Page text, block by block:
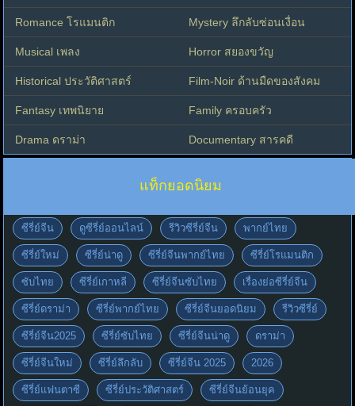
Romance โรแมนติก Mystery ลึกลับซ่อนเงื่อน
Musical เพลง Horror สยองขวัญ
Historical ประวัติศาสตร์ Film-Noir ด้านมืดของสังคม
Fantasy เทพนิยาย Family ครอบครัว
Drama ดราม่า Documentary สารคดี
แท็กยอดนิยม
ซีรี่ย์จีน ดูซีรี่ย์ออนไลน์ รีวิวซีรี่ย์จีน พากย์ไทย
ซีรี่ย์ใหม่ ซีรี่ย์น่าดู ซีรี่ย์จีนพากย์ไทย ซีรี่ย์โรแมนติก
ซับไทย ซีรี่ย์เกาหลี ซีรี่ย์จีนซับไทย เรื่องย่อซีรี่ย์จีน
ซีรี่ย์ดราม่า ซีรี่ย์พากย์ไทย ซีรี่ย์จีนยอดนิยม รีวิวซีรี่ย์
ซีรี่ย์จีน2025 ซีรี่ย์ซับไทย ซีรี่ย์จีนน่าดู ดราม่า
ซีรี่ย์จีนใหม่ ซีรี่ย์ลึกลับ ซีรี่ย์จีน 2025 2026
ซีรี่ย์แฟนตาซี ซีรี่ย์ประวัติศาสตร์ ซีรี่ย์จีนย้อนยุค